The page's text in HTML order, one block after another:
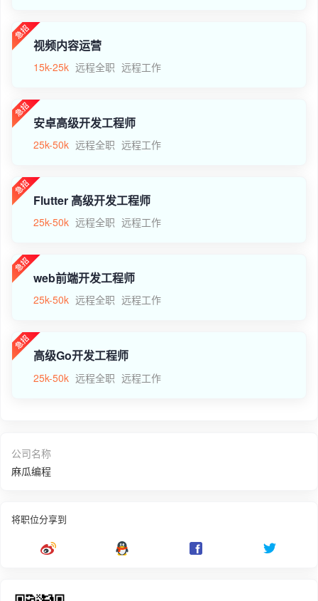
视频内容运营
15k-25k 远程全职 远程工作
安卓高级开发工程师
25k-50k 远程全职 远程工作
Flutter 高级开发工程师
25k-50k 远程全职 远程工作
web前端开发工程师
25k-50k 远程全职 远程工作
高级Go开发工程师
25k-50k 远程全职 远程工作
公司名称
麻瓜编程
将职位分享到